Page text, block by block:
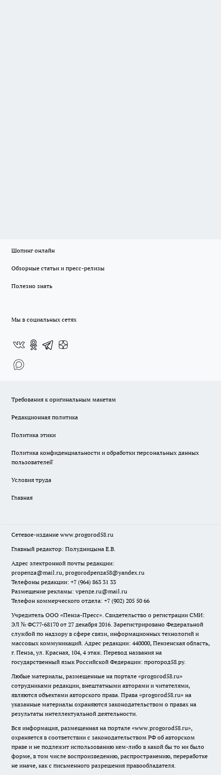
Шопинг онлайн
Обзорные статьи и пресс-релизы
Полезно знать
Мы в социальных сетях
Требования к оригинальным макетам
Редакционная политика
Политика этики
Политика конфиденциальности и обработки персональных данных
пользователей̆
Условия труда
Главная
Сетевое-издание www.progorod58.ru
Главный редактор: Полудницына Е.В.
Адрес электронной почты редакции:
propenza@mail.ru, progorodpenza58@yandex.ru
Телефоны редакции: +7 (964) 863 31 33
Размещение рекламы: vpenze.ru@mail.ru
Телефон коммерческого отдела: +7 (902) 205 50 66
Учредитель ООО «Пенза-Пресс». Свидетельство о регистрации СМИ:
ЭЛ № ФС77-68170 от 27 декабря 2016. Зарегистрировано Федеральной
службой по надзору в сфере связи, информационных технологий и
массовых коммуникаций. Адрес редакции: 440000, Пензенская область,
г. Пенза, ул. Красная, 104, 4 этаж. Перевод названия на
государственный язык Российской Федерации: прогород58.ру.
Любые материалы, размещенные на портале «progorod58.ru»
сотрудниками редакции, внештатными авторами и читателями,
являются объектами авторского права. Права «progorod58.ru» на
указанные материалы охраняются законодательством о правах на
результаты интеллектуальной деятельности.
Вся информация, размещенная на портале «www.progorod58.ru»,
охраняется в соответствии с законодательством РФ об авторском
праве и не подлежит использованию кем-либо в какой бы то ни было
форме, в том числе воспроизведению, распространению, переработке
не иначе, как с письменного разрешения правообладателя.